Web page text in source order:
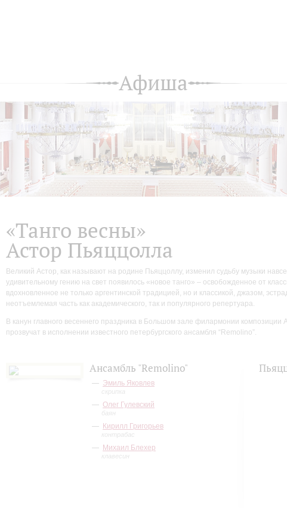
Афиша
«Танго весны»
Астор Пьяццолла
Великий Астор, как называют на родине Пьяццоллу, изменил судьбу музыки
удивительному гению на свет появилось «новое танго» – освобожденное от
вдохновленное не только аргентинской традицией, но и классикой, джазом,
неотъемлемая часть как академического, так и популярного репертуара.
В канун главного весеннего праздника в Большом зале филармонии
прозвучат в исполнении известного петербургского ансамбля “Remolino”.
Ансамбль "Remolino"
Эмиль Яковлев
скрипка
Олег Гулевский
баян
Кирилл Григорьев
контрабас
Михаил Блехер
клавесин